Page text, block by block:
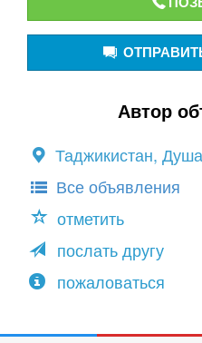
Автор
Таджикистан,
Все объявления
отметить
послать другу
пожаловаться